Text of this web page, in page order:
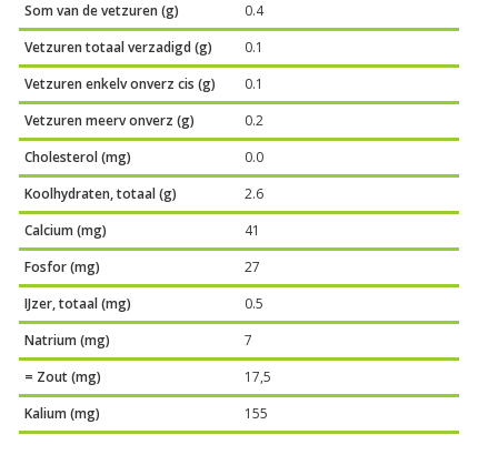
Som van de vetzuren (g)
0.4
Vetzuren totaal verzadigd (g)
0.1
Vetzuren enkelv onverz cis (g)
0.1
Vetzuren meerv onverz (g)
0.2
Cholesterol (mg)
0.0
Koolhydraten, totaal (g)
2.6
Calcium (mg)
41
Fosfor (mg)
27
IJzer, totaal (mg)
0.5
Natrium (mg)
7
= Zout (mg)
17,5
Kalium (mg)
155